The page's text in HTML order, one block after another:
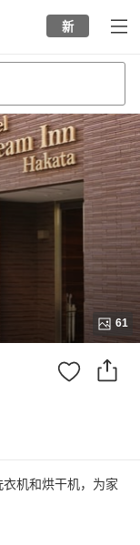
新
61
机和烘干机，为家